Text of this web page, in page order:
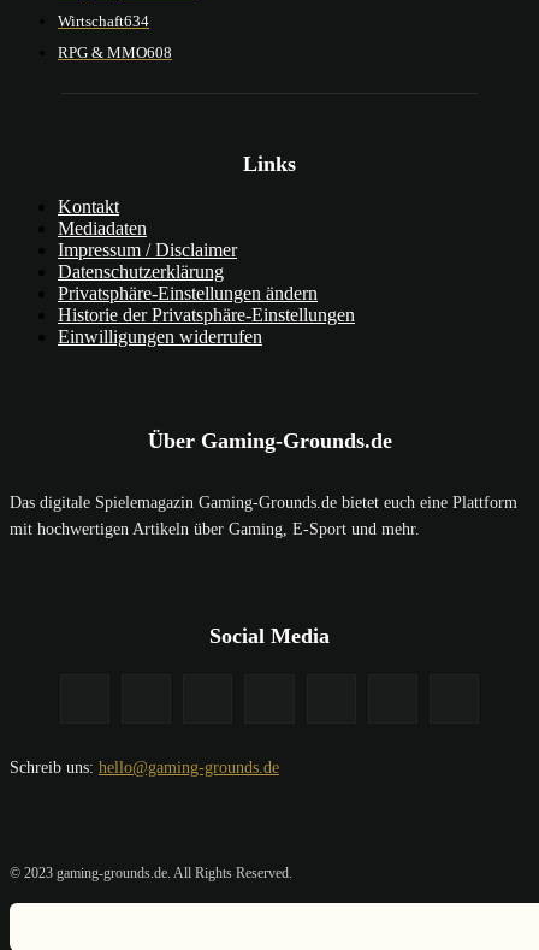
Wirtschaft634
RPG & MMO608
Links
Kontakt
Mediadaten
Impressum / Disclaimer
Datenschutzerklärung
Privatsphäre-Einstellungen ändern
Historie der Privatsphäre-Einstellungen
Einwilligungen widerrufen
Über Gaming-Grounds.de
Das digitale Spielemagazin Gaming-Grounds.de bietet euch eine Plattform
mit hochwertigen Artikeln über Gaming, E-Sport und mehr.
Social Media
Schreib uns: hello@gaming-grounds.de
© 2023 gaming-grounds.de. All Rights Reserved.